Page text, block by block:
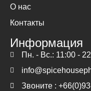
О нас
Контакты
Информация
Пн. - Вс.: 11:00 -
Звоните :